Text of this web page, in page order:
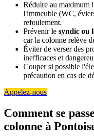
Réduire au maximum
l'immeuble (WC,
refoulement.
Prévenir le syndic ou
car la colonne relève
Éviter de verser des
inefficaces et
Couper si possible
précaution en cas de
Appelez-nous
Comment se
colonne à